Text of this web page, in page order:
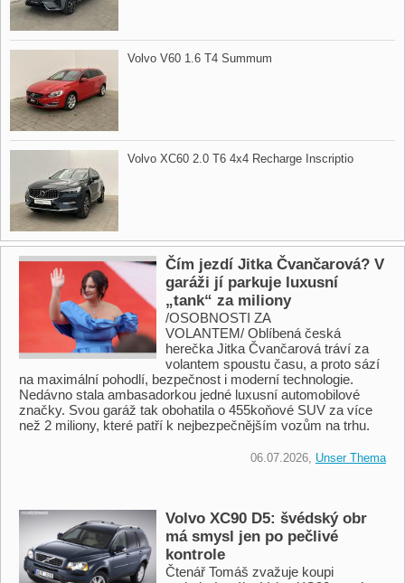
Volvo V60 1.6 T4 Summum
Volvo XC60 2.0 T6 4x4 Recharge Inscriptio
Čím jezdí Jitka Čvančarová? V
garáži jí parkuje luxusní
„tank“ za miliony
/OSOBNOSTI ZA
VOLANTEM/ Oblíbená česká
herečka Jitka Čvančarová tráví za
volantem spoustu času, a proto sází
na maximální pohodlí, bezpečnost i moderní technologie.
Nedávno stala ambasadorkou jedné luxusní automobilové
značky. Svou garáž tak obohatila o 455koňové SUV za více
než 2 miliony, které patří k nejbezpečnějším vozům na trhu.
06.07.2026, Unser Thema
Volvo XC90 D5: švédský obr
má smysl jen po pečlivé
kontrole
Čtenář Tomáš zvažuje koupi